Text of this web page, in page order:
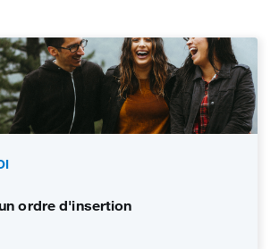
ordre d'insertion